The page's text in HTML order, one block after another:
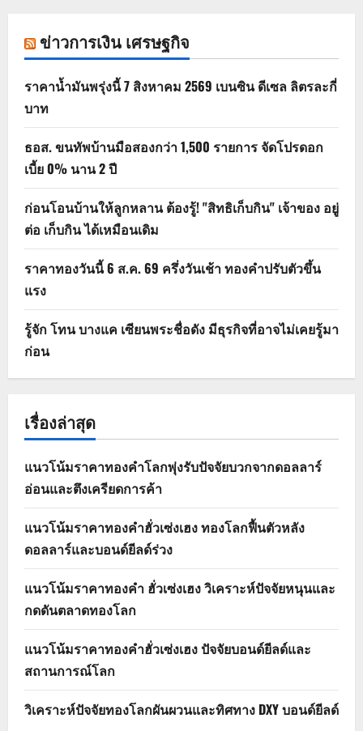
ข่าวการเงิน เศรษฐกิจ
ราคาน้ำมันพรุ่งนี้ 7 สิงหาคม 2569 เบนซิน ดีเซล ลิตรละกี่
บาท
ธอส. ขนทัพบ้านมือสองกว่า 1,500 รายการ จัดโปรดอก
เบี้ย 0% นาน 2 ปี
ก่อนโอนบ้านให้ลูกหลาน ต้องรู้! "สิทธิเก็บกิน" เจ้าของ อยู่
ต่อ เก็บกิน ได้เหมือนเดิม
ราคาทองวันนี้ 6 ส.ค. 69 ครึ่งวันเช้า ทองคำปรับตัวขึ้น
แรง
รู้จัก โทน บางแค เซียนพระชื่อดัง มีธุรกิจที่อาจไม่เคยรู้มา
ก่อน
เรื่องล่าสุด
แนวโน้มราคาทองคำโลกพุ่งรับปัจจัยบวกจากดอลลาร์
อ่อนและตึงเครียดการค้า
แนวโน้มราคาทองคำฮั่วเซ่งเฮง ทองโลกฟื้นตัวหลัง
ดอลลาร์และบอนด์ยีลด์ร่วง
แนวโน้มราคาทองคำ ฮั่วเซ่งเฮง วิเคราะห์ปัจจัยหนุนและ
กดดันตลาดทองโลก
แนวโน้มราคาทองคำฮั่วเซ่งเฮง ปัจจัยบอนด์ยีลด์และ
สถานการณ์โลก
วิเคราะห์ปัจจัยทองโลกผันผวนและทิศทาง DXY บอนด์ยีลด์